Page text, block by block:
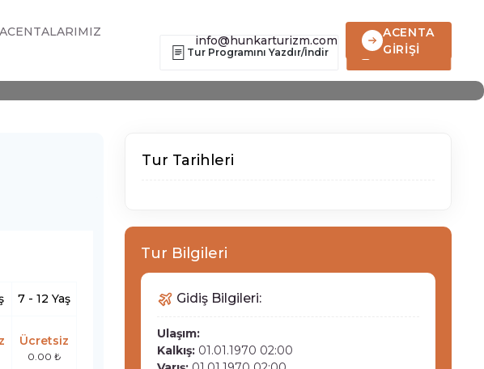
ACENTALARIMIZ
info@hunkarturizm.com
ACENTA
GİRİŞİ
Bayramı
Tur Programını Yazdır/İndir Hemen Ara
7 - 12 Yaş
Ücretsiz
0.00 ₺
Tur Tarihleri
Tur Bilgileri
Gidiş Bilgileri:
Ulaşım:
Kalkış:01.01.1970 02:00